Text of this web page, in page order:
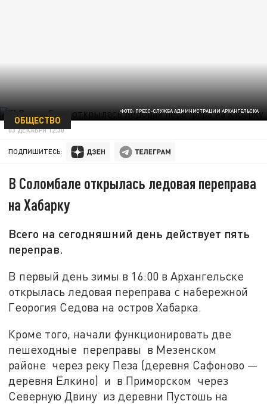
ФОТО: ПРЕСС-СЛУЖБА АДМИНИСТРАЦИИ АРХАНГЕЛЬСКА
ОБЩЕСТВО
03 ДЕКАБРЯ 12:30
ПОДПИШИТЕСЬ:
В Соломбале открылась ледовая переправа
на Хабарку
Всего на сегодняшний день действует пять
переправ.
В первый день зимы в 16:00 в Архангельске
открылась ледовая переправа с набережной
Георогия Седова на остров Хабарка.
Кроме того, начали функционировать две
пешеходные переправы в Мезенском
районе через реку Пеза (деревня Сафоново —
деревня Ёлкино) и в Приморском через
Северную Двину из деревни Пустошь на